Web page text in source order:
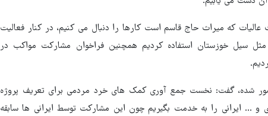
عالیات که میراث حاج قاسم است کارها را دنبال می کنیم، در کنار فعالیت
سیل خوزستان استفاده کردیم همچنین فراخوان مشارکت مواکب در
شده، گفت: نخست جمع آوری کمک های خرد مردمی برای تعریف پروژه
... ایرانی را به خدمت بگیریم چون این مشارکت توسط ایرانی ها سابقه
خامنه‌ای در راه
آبرو خواهند داد
سناتور آمریکایی: ترامپ باید بیکار
شود